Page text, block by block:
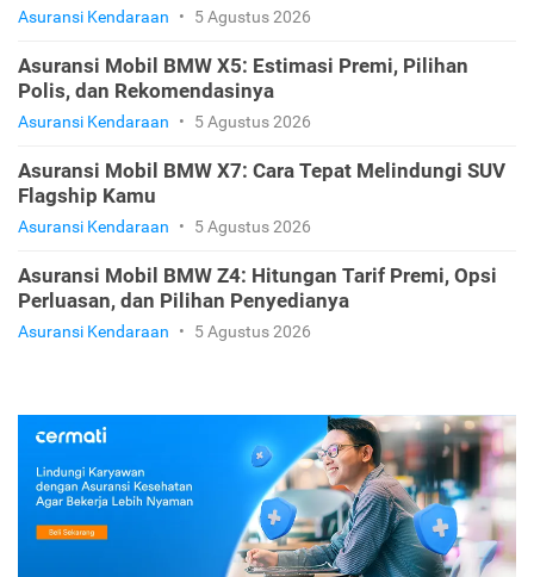
Asuransi Kendaraan • 5 Agustus 2026
Asuransi Mobil BMW X5: Estimasi Premi, Pilihan
Polis, dan Rekomendasinya
Asuransi Kendaraan • 5 Agustus 2026
Asuransi Mobil BMW X7: Cara Tepat Melindungi SUV
Flagship Kamu
Asuransi Kendaraan • 5 Agustus 2026
Asuransi Mobil BMW Z4: Hitungan Tarif Premi, Opsi
Perluasan, dan Pilihan Penyedianya
Asuransi Kendaraan • 5 Agustus 2026